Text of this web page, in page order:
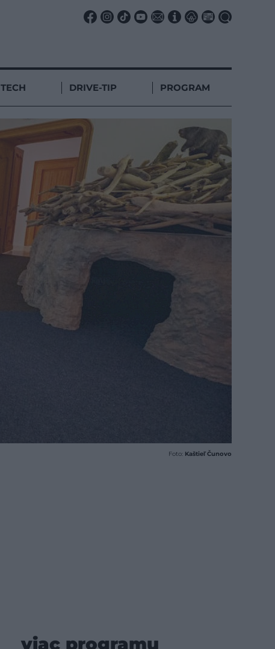
TECH DRIVE-TIP PROGRAM
Foto: Kaštieľ Čunovo
viac programu